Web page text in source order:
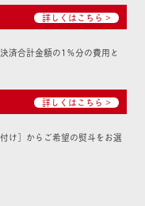
詳しくはこちら >
済合計金額の1％分の費用と
詳しくはこちら >
け］からご希望の熨斗をお選